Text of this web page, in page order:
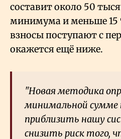
составит около 50
минимума и меньше 15
взносы поступают с
окажется ещё ниже.
"Новая методика
минимальной сумме
приблизить нашу
снизить риск того,